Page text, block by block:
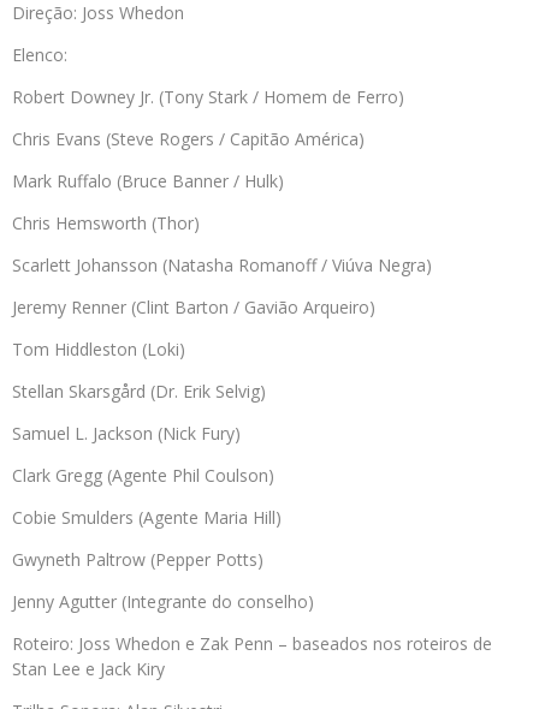
Direção: Joss Whedon
Elenco:
Robert Downey Jr. (Tony Stark / Homem de Ferro)
Chris Evans (Steve Rogers / Capitão América)
Mark Ruffalo (Bruce Banner / Hulk)
Chris Hemsworth (Thor)
Scarlett Johansson (Natasha Romanoff / Viúva Negra)
Jeremy Renner (Clint Barton / Gavião Arqueiro)
Tom Hiddleston (Loki)
Stellan Skarsgård (Dr. Erik Selvig)
Samuel L. Jackson (Nick Fury)
Clark Gregg (Agente Phil Coulson)
Cobie Smulders (Agente Maria Hill)
Gwyneth Paltrow (Pepper Potts)
Jenny Agutter (Integrante do conselho)
Roteiro: Joss Whedon e Zak Penn – baseados nos roteiros de
Stan Lee e Jack Kiry